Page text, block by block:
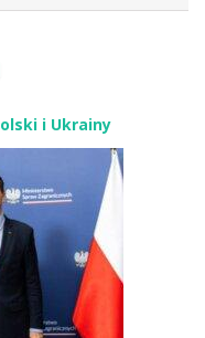
i Ukrainy